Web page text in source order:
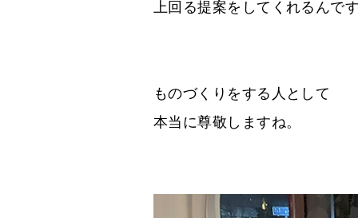
上回る提案をしてくれるんで
ものづくりをする人として
本当に尊敬しますね。